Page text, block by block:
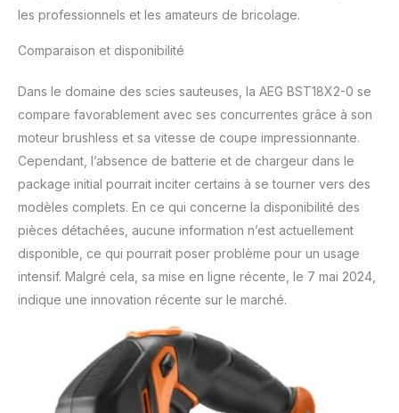
les professionnels et les amateurs de bricolage.
Comparaison et disponibilité
Dans le domaine des scies sauteuses, la AEG BST18X2-0 se
compare favorablement avec ses concurrentes grâce à son
moteur brushless et sa vitesse de coupe impressionnante.
Cependant, l’absence de batterie et de chargeur dans le
package initial pourrait inciter certains à se tourner vers des
modèles complets. En ce qui concerne la disponibilité des
pièces détachées, aucune information n’est actuellement
disponible, ce qui pourrait poser problème pour un usage
intensif. Malgré cela, sa mise en ligne récente, le 7 mai 2024,
indique une innovation récente sur le marché.